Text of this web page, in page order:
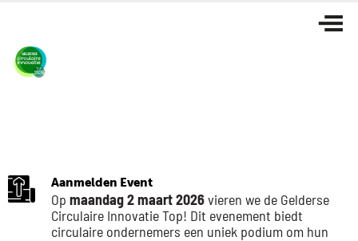
inhoud
Aanmelden Event
Op maandag 2 maart 2026vieren we de Gelderse
Circulaire Innovatie Top! Dit evenement biedt
circulaire ondernemers een uniek podium om hun